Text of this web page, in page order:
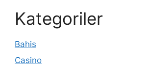
Kategoriler
Bahis
Casino